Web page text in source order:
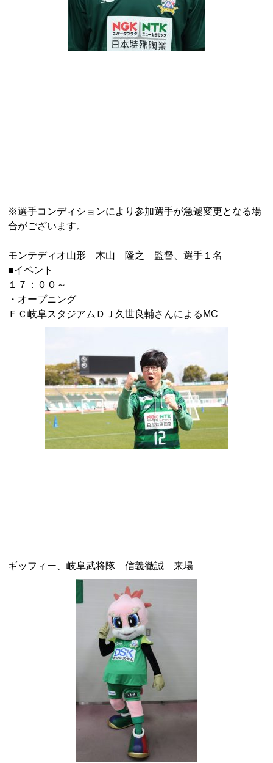
※選手コンディションにより参加選手が急遽変更となる場
合がございます。
モンテディオ山形 木山 隆之 監督、選手１名
■イベント
１７：００～
・オープニング
ＦＣ岐阜スタジアムＤＪ久世良輔さんによるMC
ギッフィー、岐阜武将隊 信義徹誠 来場